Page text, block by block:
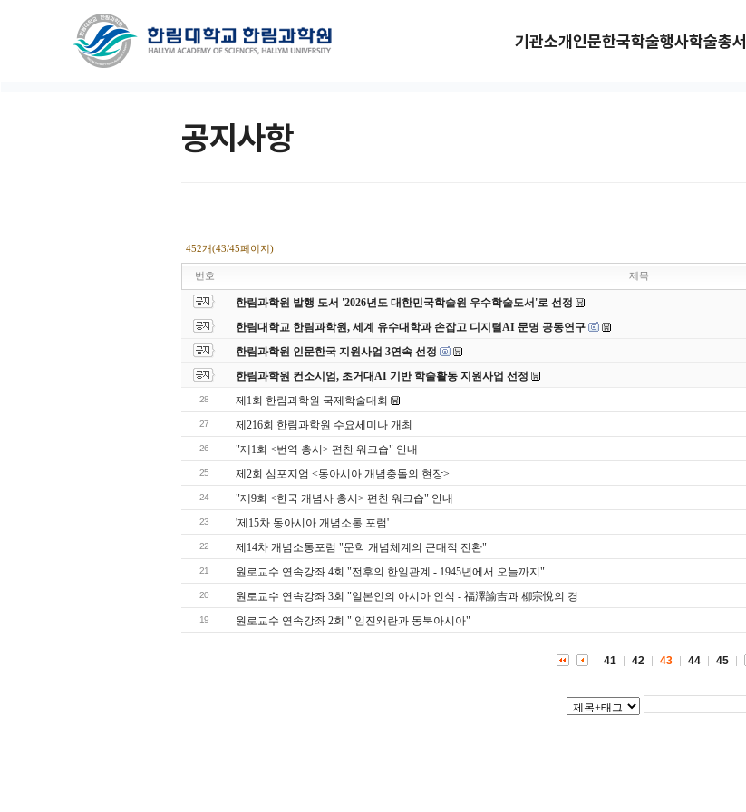
기관소개인문한국학술행사학술총서
공지사항
452개(43/45페이지)
번호 제목
한림과학원 발행 도서 '2026년도 대한민국학술원 우수학술도서'로 선정
한림대학교 한림과학원, 세계 유수대학과 손잡고 디지털AI 문명 공동연구
한림과학원 인문한국 지원사업 3연속 선정
한림과학원 컨소시엄, 초거대AI 기반 학술활동 지원사업 선정
28 제1회 한림과학원 국제학술대회
27 제216회 한림과학원 수요세미나 개최
26 "제1회 <번역 총서> 편찬 워크숍" 안내
25 제2회 심포지엄 <동아시아 개념충돌의 현장>
24 "제9회 <한국 개념사 총서> 편찬 워크숍" 안내
23 '제15차 동아시아 개념소통 포럼'
22 제14차 개념소통포럼 "문학 개념체계의 근대적 전환"
21 원로교수 연속강좌 4회 "전후의 한일관계 - 1945년에서 오늘까지"
20 원로교수 연속강좌 3회 "일본인의 아시아 인식 - 福澤諭吉과 柳宗悅의 경
19 원로교수 연속강좌 2회 " 임진왜란과 동북아시아"
41 42 43 44 45